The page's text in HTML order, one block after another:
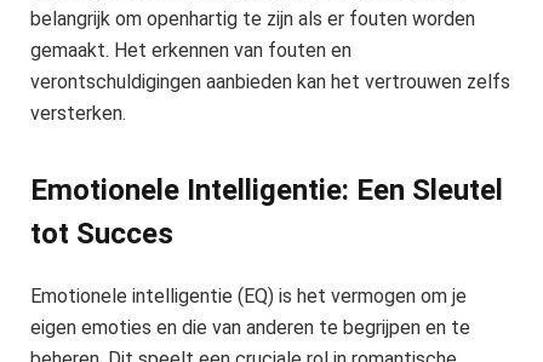
belangrijk om openhartig te zijn als er fouten worden
gemaakt. Het erkennen van fouten en
verontschuldigingen aanbieden kan het vertrouwen zelfs
versterken.
Emotionele Intelligentie: Een Sleutel
tot Succes
Emotionele intelligentie (EQ) is het vermogen om je
eigen emoties en die van anderen te begrijpen en te